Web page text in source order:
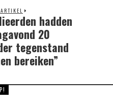
Next
hadden
20
tegenstand
bereiken”